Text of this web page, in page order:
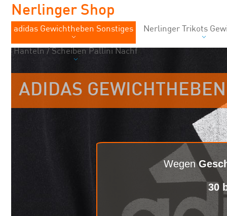
Wegen
30
Nerlinger Shop
adidas Gewichtheben Sonstiges Nerlinger Trikots
Hanteln / Scheiben Pallini Nachf
ADIDAS